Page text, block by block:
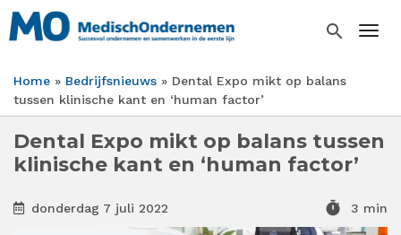
Overslaan
en
inhoud
gaan
search
Kruimelpad
Home Bedrijfsnieuws
Dental Expo mikt op balans
tussen klinische kant en ‘human factor’
Dental Expo mikt op balans tussen
klinische kant en ‘human factor’
donderdag 7 juli 2022 timer 3 min